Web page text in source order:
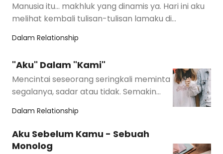
Manusia itu… makhluk yang dinamis ya. Hari ini aku
melihat kembali tulisan-tulisan lamaku di
Dalam Relationship
"Aku" Dalam "Kami"
Mencintai seseorang seringkali meminta
segalanya, sadar atau tidak. Semakin
hilang…
Dalam Relationship
Aku Sebelum Kamu - Sebuah
Monolog